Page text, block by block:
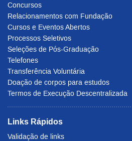
Concursos
Relacionamentos com Fundação
Cursos e Eventos Abertos
Processos Seletivos
Seleções de Pós-Graduação
Telefones
Transferência Voluntária
Doação de corpos para estudos
Termos de Execução Descentralizada
Links Rápidos
Validação de links